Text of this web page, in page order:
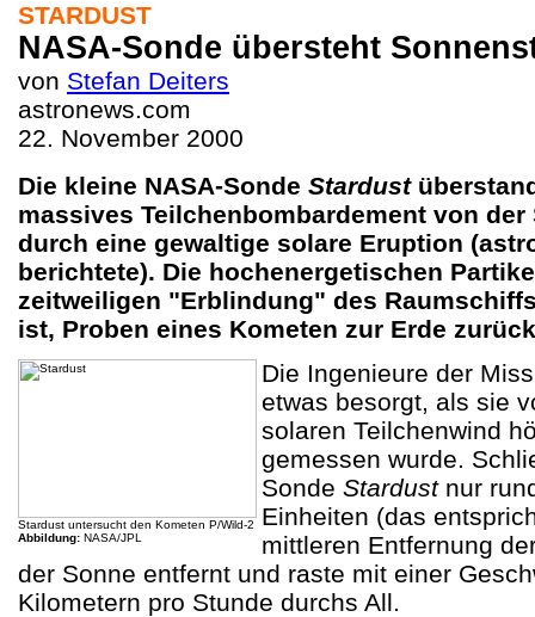
STARDUST
NASA-Sonde übersteht
von Stefan Deiters
astronews.com
22. November 2000
Die kleine NASA-Sonde Stardust
massives Teilchenbombardement von
durch eine gewaltige solare Eruption
berichtete). Die hochenergetischen
zeitweiligen "Erblindung" des
ist, Proben eines Kometen zur Erde
Stardust untersucht den Kometen P/Wild-2
Abbildung: NASA/JPL
Die Ingenieure der
etwas besorgt, als sie
solaren Teilchenwind
gemessen wurde.
Sonde Stardustnur
Einheiten (das
mittleren Entfernung
der Sonne entfernt und raste mit einer
Kilometern pro Stunde durchs All.